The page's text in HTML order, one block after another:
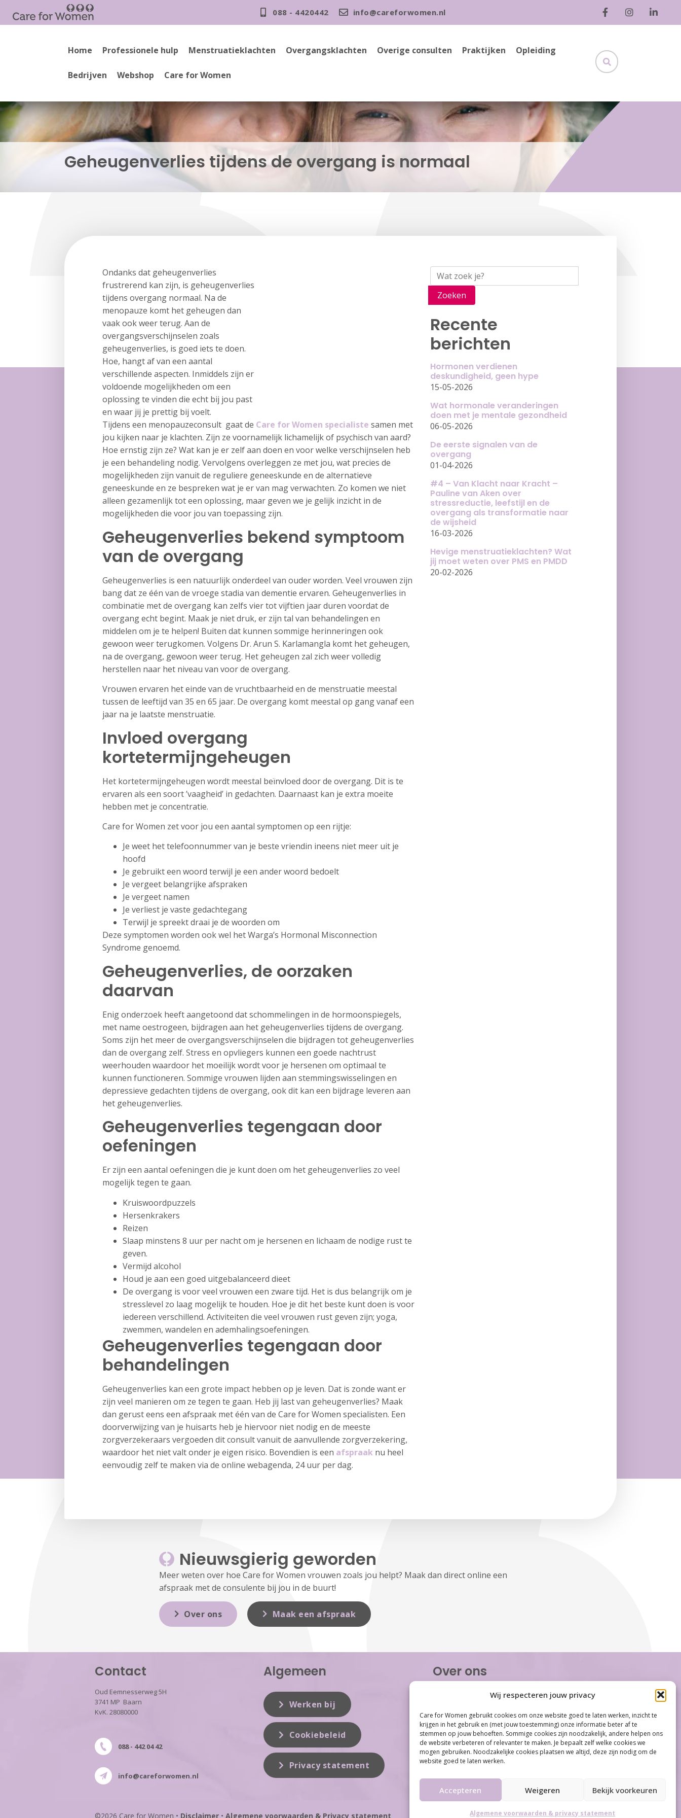
Wij respecteren jouw privacy
Care for Women gebruikt cookies om onze website goed te laten werken, inzicht te
krijgen in het gebruik en (met jouw toestemming) onze informatie beter af te
stemmen op jouw behoeften. Sommige cookies zijn noodzakelijk, andere helpen ons
de website verbeteren of relevanter te maken. Je bepaalt zelf welke cookies we
mogen gebruiken. Noodzakelijke cookies plaatsen we altijd, deze zijn nodig om de
website goed te laten werken.
Accepteren Weigeren Bekijk voorkeuren
Algemene voorwaarden & privacy statement
088 - 4420442 info@careforwomen.nl
Home Professionele hulp Menstruatieklachten Overgangsklachten Overige consulten Praktijken Opleiding
Bedrijven Webshop Care for Women
Geheugenverlies tijdens de overgang is normaal
Ondanks dat geheugenverlies
frustrerend kan zijn, is geheugenverlies
tijdens overgang normaal. Na de
menopauze komt het geheugen dan
vaak ook weer terug. Aan de
overgangsverschijnselen zoals
geheugenverlies, is goed iets te doen.
Hoe, hangt af van een aantal
verschillende aspecten. Inmiddels zijn er
voldoende mogelijkheden om een
oplossing te vinden die echt bij jou past
en waar jij je prettig bij voelt.
Tijdens een menopauzeconsult gaat de Care for Women specialiste samen met
jou kijken naar je klachten. Zijn ze voornamelijk lichamelijk of psychisch van aard?
Hoe ernstig zijn ze? Wat kan je er zelf aan doen en voor welke verschijnselen heb
je een behandeling nodig. Vervolgens overleggen ze met jou, wat precies de
mogelijkheden zijn vanuit de reguliere geneeskunde en de alternatieve
geneeskunde en ze bespreken wat je er van mag verwachten. Zo komen we niet
alleen gezamenlijk tot een oplossing, maar geven we je gelijk inzicht in de
mogelijkheden die voor jou van toepassing zijn.
Geheugenverlies bekend symptoom
van de overgang
Geheugenverlies is een natuurlijk onderdeel van ouder worden. Veel vrouwen zijn
bang dat ze één van de vroege stadia van dementie ervaren. Geheugenverlies in
combinatie met de overgang kan zelfs vier tot vijftien jaar duren voordat de
overgang echt begint. Maak je niet druk, er zijn tal van behandelingen en
middelen om je te helpen! Buiten dat kunnen sommige herinneringen ook
gewoon weer terugkomen. Volgens Dr. Arun S. Karlamangla komt het geheugen,
na de overgang, gewoon weer terug. Het geheugen zal zich weer volledig
herstellen naar het niveau van voor de overgang.
Vrouwen ervaren het einde van de vruchtbaarheid en de menstruatie meestal
tussen de leeftijd van 35 en 65 jaar. De overgang komt meestal op gang vanaf een
jaar na je laatste menstruatie.
Invloed overgang
kortetermijngeheugen
Het kortetermijngeheugen wordt meestal beïnvloed door de overgang. Dit is te
ervaren als een soort ’vaagheid’ in gedachten. Daarnaast kan je extra moeite
hebben met je concentratie.
Care for Women zet voor jou een aantal symptomen op een rijtje:
Je weet het telefoonnummer van je beste vriendin ineens niet meer uit je
hoofd
Je gebruikt een woord terwijl je een ander woord bedoelt
Je vergeet belangrijke afspraken
Je vergeet namen
Je verliest je vaste gedachtegang
Terwijl je spreekt draai je de woorden om
Deze symptomen worden ook wel het Warga’s Hormonal Misconnection
Syndrome genoemd.
Geheugenverlies, de oorzaken
daarvan
Enig onderzoek heeft aangetoond dat schommelingen in de hormoonspiegels,
met name oestrogeen, bijdragen aan het geheugenverlies tijdens de overgang.
Soms zijn het meer de overgangsverschijnselen die bijdragen tot geheugenverlies
dan de overgang zelf. Stress en opvliegers kunnen een goede nachtrust
weerhouden waardoor het moeilijk wordt voor je hersenen om optimaal te
kunnen functioneren. Sommige vrouwen lijden aan stemmingswisselingen en
depressieve gedachten tijdens de overgang, ook dit kan een bijdrage leveren aan
het geheugenverlies.
Geheugenverlies tegengaan door
oefeningen
Er zijn een aantal oefeningen die je kunt doen om het geheugenverlies zo veel
mogelijk tegen te gaan.
Kruiswoordpuzzels
Hersenkrakers
Reizen
Slaap minstens 8 uur per nacht om je hersenen en lichaam de nodige rust te
geven.
Vermijd alcohol
Houd je aan een goed uitgebalanceerd dieet
De overgang is voor veel vrouwen een zware tijd. Het is dus belangrijk om je
stresslevel zo laag mogelijk te houden. Hoe je dit het beste kunt doen is voor
iedereen verschillend. Activiteiten die veel vrouwen rust geven zijn; yoga,
zwemmen, wandelen en ademhalingsoefeningen.
Geheugenverlies tegengaan door
behandelingen
Geheugenverlies kan een grote impact hebben op je leven. Dat is zonde want er
zijn veel manieren om ze tegen te gaan. Heb jij last van geheugenverlies? Maak
dan gerust eens een afspraak met één van de Care for Women specialisten. Een
doorverwijzing van je huisarts heb je hiervoor niet nodig en de meeste
zorgverzekeraars vergoeden dit consult vanuit de aanvullende zorgverzekering,
waardoor het niet valt onder je eigen risico. Bovendien is een afspraak nu heel
eenvoudig zelf te maken via de online webagenda, 24 uur per dag.
Zoeken
Recente
berichten
Hormonen verdienen
deskundigheid, geen hype
15-05-2026
Wat hormonale veranderingen
doen met je mentale gezondheid
06-05-2026
De eerste signalen van de
overgang
01-04-2026
#4 – Van Klacht naar Kracht –
Pauline van Aken over
stressreductie, leefstijl en de
overgang als transformatie naar
de wijsheid
16-03-2026
Hevige menstruatieklachten? Wat
jij moet weten over PMS en PMDD
20-02-2026
Nieuwsgierig geworden
Meer weten over hoe Care for Women vrouwen zoals jou helpt? Maak dan direct online een
afspraak met de consulente bij jou in de buurt!
Over ons Maak een afspraak
Contact
Oud Eemnesserweg 5H
3741 MP Baarn
KvK. 28080000
088 - 442 04 42
info@careforwomen.nl
Algemeen
Werken bij
Cookiebeleid
Privacy statement
Over ons
Care for Women is de eerste organisatie die zich
inzet op het gebied van hormonale problemen bij
vrouwen. Met ruim 100 locaties behoort Care for
Women tot één van de grootste organisaties op
dit vakgebied...
Meer informatie
©2026 Care for Women • Disclaimer • Algemene voorwaarden & Privacy statement ByInfused